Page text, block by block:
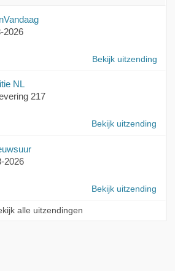
2026
Bekijk uitzending
NL
217
Bekijk uitzending
2026
Bekijk uitzending
alle uitzendingen